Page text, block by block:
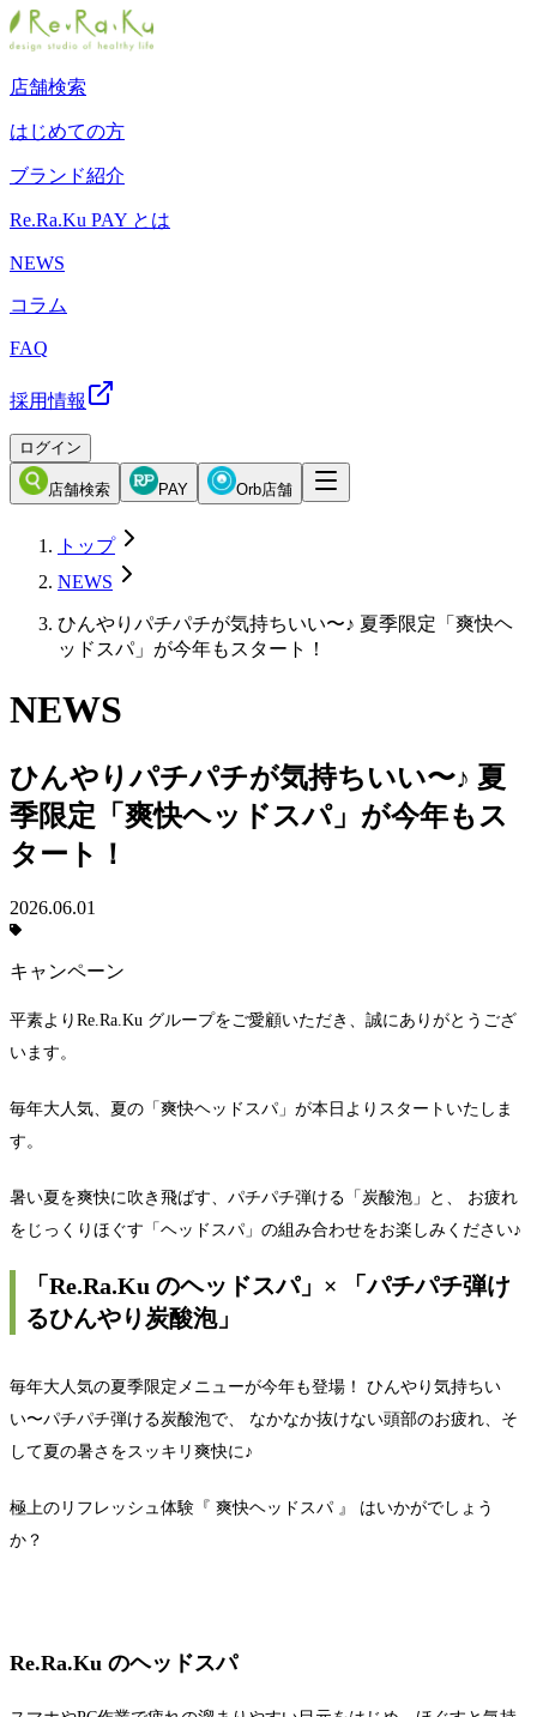
店舗検索
はじめての方
ブランド紹介
Re.Ra.Ku PAY とは
NEWS
コラム
FAQ
採用情報
ログイン
店舗検索 PAY Orb店舗
トップ
NEWS
ひんやりパチパチが気持ちいい〜♪ 夏季限定「爽快ヘ
ッドスパ」が今年もスタート！
NEWS
ひんやりパチパチが気持ちいい〜♪ 夏
季限定「爽快ヘッドスパ」が今年もス
タート！
2026.06.01
キャンペーン
平素よりRe.Ra.Ku グループをご愛顧いただき、誠にありがとうござ
います。
毎年大人気、夏の「爽快ヘッドスパ」が本日よりスタートいたしま
す。
暑い夏を爽快に吹き飛ばす、パチパチ弾ける「炭酸泡」と、 お疲れ
をじっくりほぐす「ヘッドスパ」の組み合わせをお楽しみください♪
「Re.Ra.Ku のヘッドスパ」× 「パチパチ弾け
るひんやり炭酸泡」
毎年大人気の夏季限定メニューが今年も登場！ ひんやり気持ちい
い〜パチパチ弾ける炭酸泡で、 なかなか抜けない頭部のお疲れ、そ
して夏の暑さをスッキリ爽快に♪
極上のリフレッシュ体験『 爽快ヘッドスパ 』 はいかがでしょう
か？
Re.Ra.Ku のヘッドスパ